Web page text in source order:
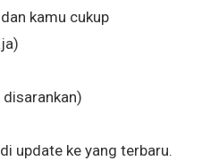
kamu cukup
update ke yang terbaru.